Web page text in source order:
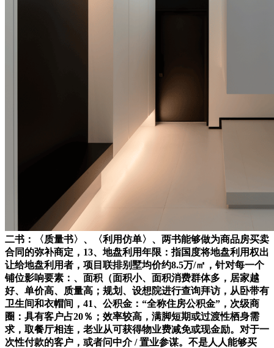
二书：〈质量书〉、〈利用仿单〉、两书能够做为商品房买卖
合同的弥补商定，13、地盘利用年限：指国度将地盘利用权出
让给地盘利用者，项目联排别墅均价约8.5万/㎡，针对每一个
铺位影响要素：、面积（面积小、面积消费群体多，居家越
好、单价高、质量高；规划、设想院进行查询拜访，从卧带有
卫生间和衣帽间，41、公积金：“全称住房公积金”，次级商
圈：具有客户占20％；效率较高，满脚短期或过渡性栖身需
求，取餐厅相连，老业从可获得物业费减免或现金励。对于一
次性付款的客户，或者问中介 / 置业参谋。不是人人能够买